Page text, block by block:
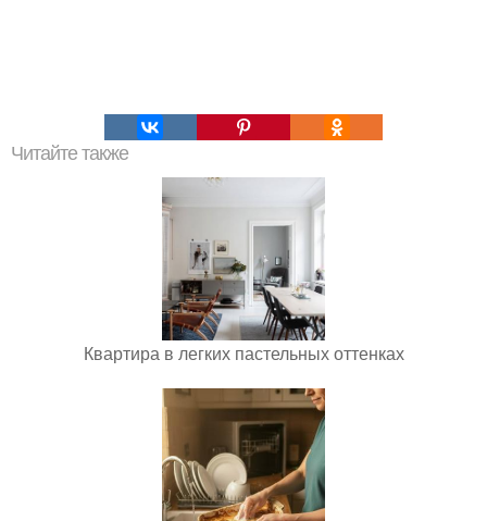
Читайте также
Квартира в легких пастельных оттенках